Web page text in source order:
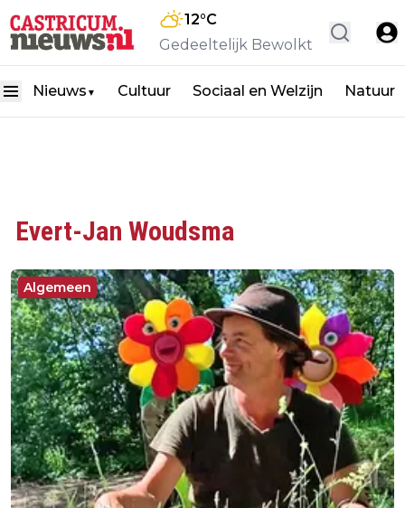
12°C
Gedeeltelijk Bewolkt
Nieuws ▼ Cultuur Sociaal en Welzijn Natuur
Evert-Jan Woudsma
Algemeen